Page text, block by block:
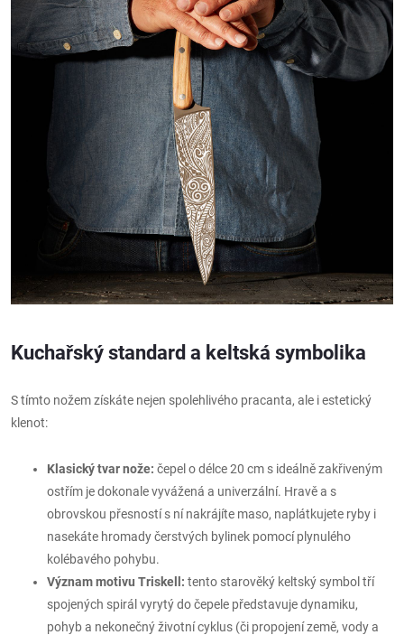
Kuchařský standard a keltská symbolika
S tímto nožem získáte nejen spolehlivého pracanta, ale i estetický
klenot:
Klasický tvar nože: čepel o délce 20 cm s ideálně zakřiveným
ostřím je dokonale vyvážená a univerzální. Hravě a s
obrovskou přesností s ní nakrájíte maso, naplátkujete ryby i
nasekáte hromady čerstvých bylinek pomocí plynulého
kolébavého pohybu.
Význam motivu Triskell: tento starověký keltský symbol tří
spojených spirál vyrytý do čepele představuje dynamiku,
pohyb a nekonečný životní cyklus (či propojení země, vody a